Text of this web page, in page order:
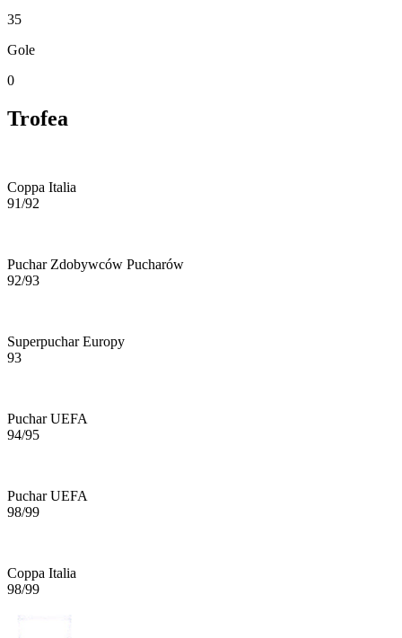
35
Gole
0
Trofea
Coppa Italia
91/92
Puchar Zdobywców Pucharów
92/93
Superpuchar Europy
93
Puchar UEFA
94/95
Puchar UEFA
98/99
Coppa Italia
98/99